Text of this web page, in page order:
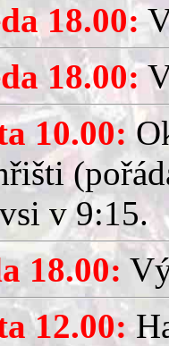
18.00:
18.00:
10.00:
v 9:15.
18.00:
12.00: